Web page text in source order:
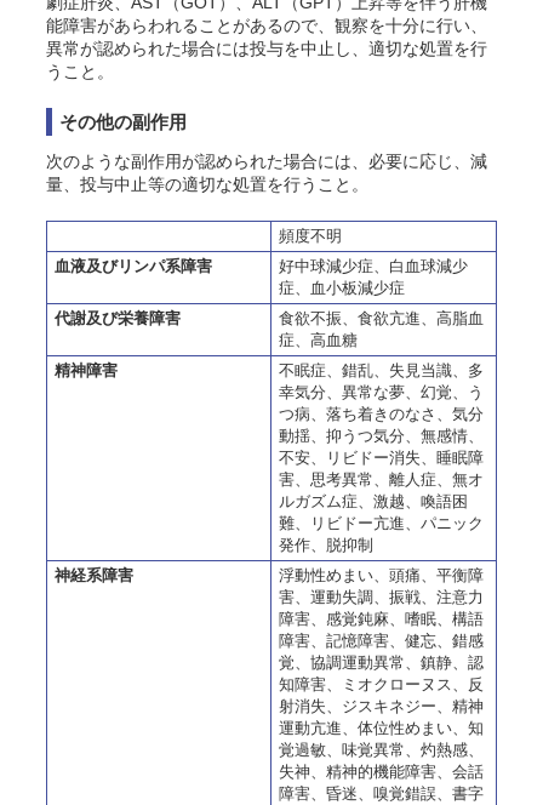
能障害があらわれることがあるので、観察を十分に行い、
異常が認められた場合には投与を中止し、適切な処置を行
うこと。
その他の副作用
次のような副作用が認められた場合には、必要に応じ、減
量、投与中止等の適切な処置を行うこと。
頻度不明
血液及びリンパ系障害
好中球減少症、白血球減少
症、血小板減少症
代謝及び栄養障害
食欲不振、食欲亢進、高脂血
症、高血糖
精神障害
不眠症、錯乱、失見当識、多
幸気分、異常な夢、幻覚、う
つ病、落ち着きのなさ、気分
動揺、抑うつ気分、無感情、
不安、リビドー消失、睡眠障
害、思考異常、離人症、無オ
ルガズム症、激越、喚語困
難、リビドー亢進、パニック
発作、脱抑制
神経系障害
浮動性めまい、頭痛、平衡障
害、運動失調、振戦、注意力
障害、感覚鈍麻、嗜眠、構語
障害、記憶障害、健忘、錯感
覚、協調運動異常、鎮静、認
知障害、ミオクローヌス、反
射消失、ジスキネジー、精神
運動亢進、体位性めまい、知
覚過敏、味覚異常、灼熱感、
失神、精神的機能障害、会話
障害、昏迷、嗅覚錯誤、書字